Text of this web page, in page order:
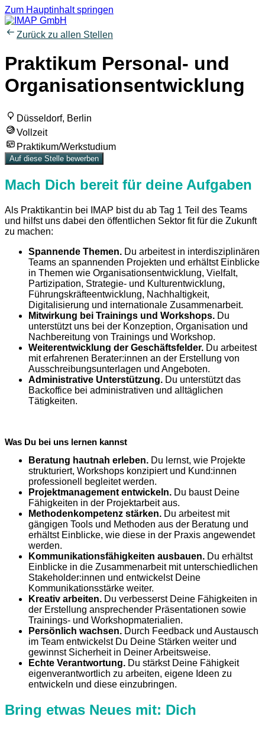
Zum Hauptinhalt springen
Zurück zu allen Stellen
Praktikum Personal- und
Organisationsentwicklung
Düsseldorf, Berlin
Vollzeit
Praktikum/Werkstudium
Auf diese Stelle bewerben
Mach Dich bereit für deine Aufgaben
Als Praktikant:in bei IMAP bist du ab Tag 1 Teil des Teams
und hilfst uns dabei den öffentlichen Sektor fit für die Zukunft
zu machen:
Spannende Themen. Du arbeitest in interdisziplinären
Teams an spannenden Projekten und erhältst Einblicke
in Themen wie Organisationsentwicklung, Vielfalt,
Partizipation, Strategie- und Kulturentwicklung,
Führungskräfteentwicklung, Nachhaltigkeit,
Digitalisierung und internationale Zusammenarbeit.
Mitwirkung bei Trainings und Workshops. Du
unterstützt uns bei der Konzeption, Organisation und
Nachbereitung von Trainings und Workshop.
Weiterentwicklung der Geschäftsfelder. Du arbeitest
mit erfahrenen Berater:innen an der Erstellung von
Ausschreibungsunterlagen und Angeboten.
Administrative Unterstützung. Du unterstützt das
Backoffice bei administrativen und alltäglichen
Tätigkeiten.
Was Du bei uns lernen kannst
Beratung hautnah erleben. Du lernst, wie Projekte
strukturiert, Workshops konzipiert und Kund:innen
professionell begleitet werden.
Projektmanagement entwickeln. Du baust Deine
Fähigkeiten in der Projektarbeit aus.
Methodenkompetenz stärken. Du arbeitest mit
gängigen Tools und Methoden aus der Beratung und
erhältst Einblicke, wie diese in der Praxis angewendet
werden.
Kommunikationsfähigkeiten ausbauen. Du erhältst
Einblicke in die Zusammenarbeit mit unterschiedlichen
Stakeholder:innen und entwickelst Deine
Kommunikationsstärke weiter.
Kreativ arbeiten. Du verbesserst Deine Fähigkeiten in
der Erstellung ansprechender Präsentationen sowie
Trainings- und Workshopmaterialien.
Persönlich wachsen. Durch Feedback und Austausch
im Team entwickelst Du Deine Stärken weiter und
gewinnst Sicherheit in Deiner Arbeitsweise.
Echte Verantwortung. Du stärkst Deine Fähigkeit
eigenverantwortlich zu arbeiten, eigene Ideen zu
entwickeln und diese einzubringen.
Bring etwas Neues mit: Dich